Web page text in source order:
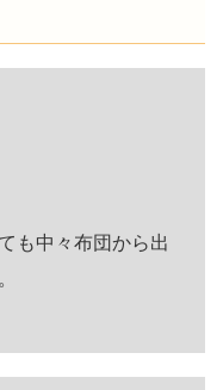
も中々布団から出